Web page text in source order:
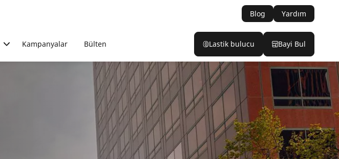
Blog Yardım
Kampanyalar Bülten Lastik bulucu Bayi Bul